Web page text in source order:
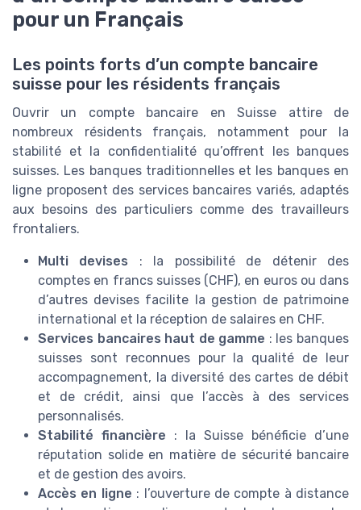
pour un Français
Les points forts d’un compte bancaire
suisse pour les résidents français
Ouvrir un compte bancaire en Suisse attire de
nombreux résidents français, notamment pour la
stabilité et la confidentialité qu’offrent les banques
suisses. Les banques traditionnelles et les banques en
ligne proposent des services bancaires variés, adaptés
aux besoins des particuliers comme des travailleurs
frontaliers.
Multi devises : la possibilité de détenir des
comptes en francs suisses (CHF), en euros ou dans
d’autres devises facilite la gestion de patrimoine
international et la réception de salaires en CHF.
Services bancaires haut de gamme : les banques
suisses sont reconnues pour la qualité de leur
accompagnement, la diversité des cartes de débit
et de crédit, ainsi que l’accès à des services
personnalisés.
Stabilité financière : la Suisse bénéficie d’une
réputation solide en matière de sécurité bancaire
et de gestion des avoirs.
Accès en ligne : l’ouverture de compte à distance